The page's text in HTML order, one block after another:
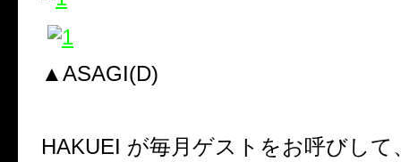
▲ASAGI(D)
HAKUEI が毎月ゲストをお呼びして